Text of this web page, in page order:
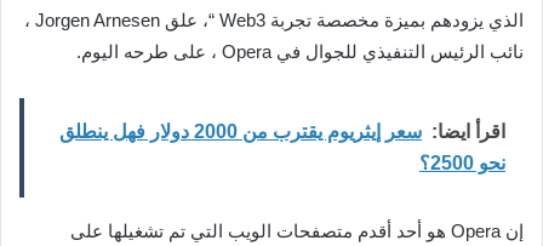
الذي يزودهم بميزة مخصصة تجربة Web3 “، علق Jorgen Arnesen ،
نائب الرئيس التنفيذي للجوال في Opera ، على طرحه اليوم.
اقرأ ايضا:
سعر إيثريوم يقترب من 2000 دولار فهل ينطلق
نحو 2500؟
إن Opera هو أحد أقدم متصفحات الويب التي تم تشغيلها على